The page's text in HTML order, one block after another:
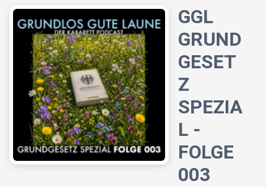
GGL
GRUND
GESET
Z
SPEZIA
L -
FOLGE
003